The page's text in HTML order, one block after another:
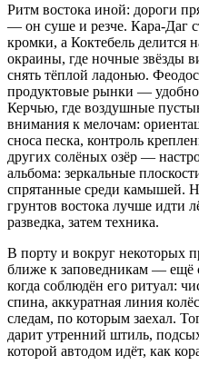
Ритм востока иной: дороги
— он суше и резче. Кара-Даг
кромки, а Коктебель делится
окраины, где ночные звёзды
снять тёплой ладонью.
продуктовые рынки — удобно
Керчью, где воздушные
внимания к мелочам:
сноса песка, контроль
других солёных озёр —
альбома: зеркальные
спрятанные среди камышей.
грунтов востока лучше идти
разведка, затем техника.
В порту и вокруг некоторых
ближе к заповедникам — ещё
когда соблюдён его ритуал:
спина, аккуратная линия
следам, по которым заехал.
дарит утренний штиль,
которой автодом идёт, как